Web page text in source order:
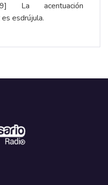
La acentuación
esdrújula.